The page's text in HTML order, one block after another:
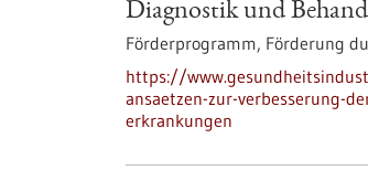
Diagnostik und
Förderprogramm, Förderung
https://
ansaetzen-zur-verbesserung-
erkrankungen